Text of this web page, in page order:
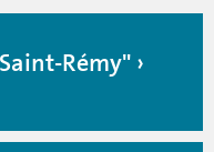
Rémy"